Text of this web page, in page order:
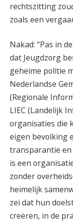
rechtszitting
zoals een
Nakad: “Pas in
dat Jeugdzorg
geheime politie
Nederlandse
(Regionale
LIEC (Landelijk
organisaties die
eigen bevolking
transparantie
is een
zonder
heimelijk
zei dat hun
creëren, in de